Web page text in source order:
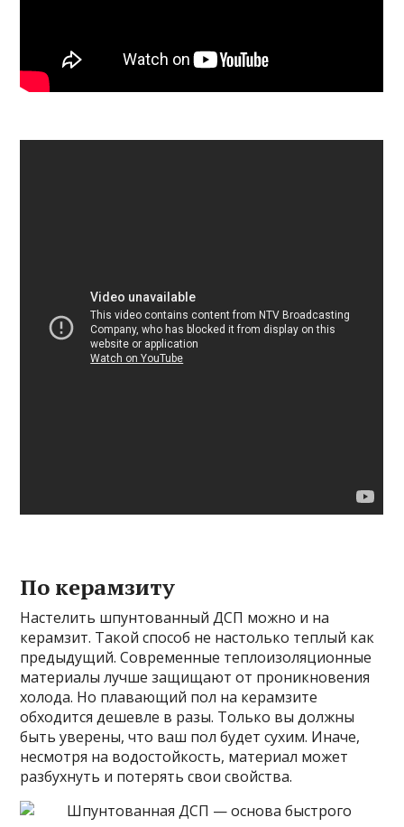
По керамзиту
Настелить шпунтованный ДСП можно и на
керамзит. Такой способ не настолько теплый как
предыдущий. Современные теплоизоляционные
материалы лучше защищают от проникновения
холода. Но плавающий пол на керамзите
обходится дешевле в разы. Только вы должны
быть уверены, что ваш пол будет сухим. Иначе,
несмотря на водостойкость, материал может
разбухнуть и потерять свои свойства.